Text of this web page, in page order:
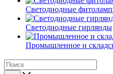
Светодиодные
Светодиодные гирлянды
Промышленное и